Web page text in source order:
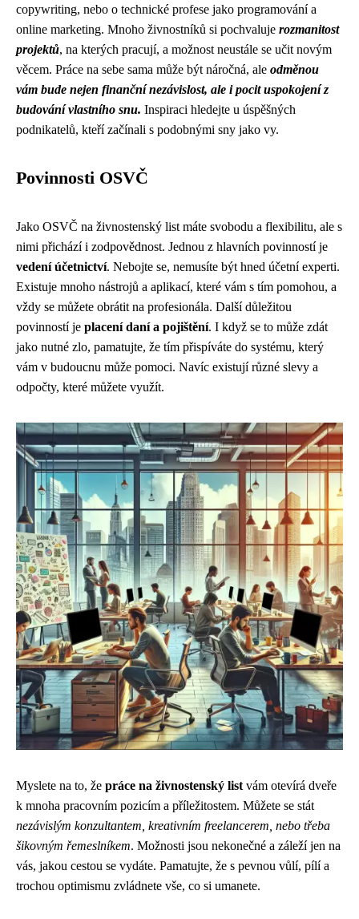
copywriting, nebo o technické profese jako programování a
online marketing. Mnoho živnostníků si pochvaluje rozmanitost
projektů, na kterých pracují, a možnost neustále se učit novým
věcem. Práce na sebe sama může být náročná, ale odměnou
vám bude nejen finanční nezávislost, ale i pocit uspokojení z
budování vlastního snu. Inspiraci hledejte u úspěšných
podnikatelů, kteří začínali s podobnými sny jako vy.
Povinnosti OSVČ
Jako OSVČ na živnostenský list máte svobodu a flexibilitu, ale s
nimi přichází i zodpovědnost. Jednou z hlavních povinností je
vedení účetnictví. Nebojte se, nemusíte být hned účetní experti.
Existuje mnoho nástrojů a aplikací, které vám s tím pomohou, a
vždy se můžete obrátit na profesionála. Další důležitou
povinností je placení daní a pojištění. I když se to může zdát
jako nutné zlo, pamatujte, že tím přispíváte do systému, který
vám v budoucnu může pomoci. Navíc existují různé slevy a
odpočty, které můžete využít.
Myslete na to, že práce na živnostenský list vám otevírá dveře
k mnoha pracovním pozicím a příležitostem. Můžete se stát
nezávislým konzultantem, kreativním freelancerem, nebo třeba
šikovným řemeslníkem. Možnosti jsou nekonečné a záleží jen na
vás, jakou cestou se vydáte. Pamatujte, že s pevnou vůlí, pílí a
trochou optimismu zvládnete vše, co si umanete.